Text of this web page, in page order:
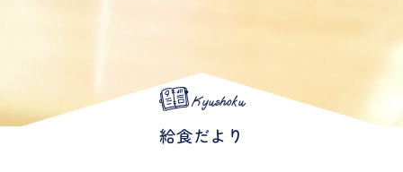
Kyushoku
給食だより